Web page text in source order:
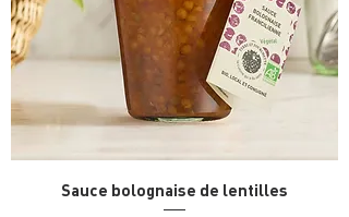
Sauce bolognaise de lentilles